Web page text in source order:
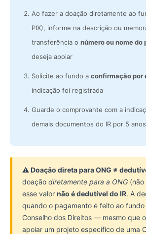
Ao fazer a doação diretamente ao
PIX), informe na descrição ou
transferência o número ou nome do
deseja apoiar
Solicite ao fundo a confirmação por
indicação foi registrada
Guarde o comprovante com a
demais documentos do IR por 5 anos
⚠️ Doação direta para ONG ≠
doação diretamente para a ONG
esse valor não é dedutível do IR. A
quando o pagamento é feito ao
Conselho dos Direitos — mesmo que
apoiar um projeto específico de uma